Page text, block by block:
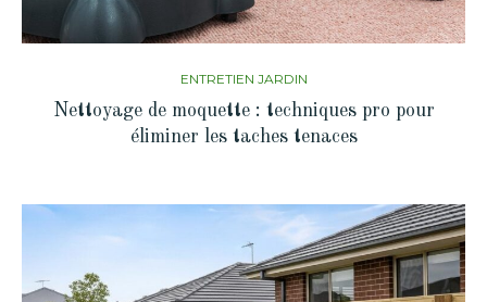
ENTRETIEN JARDIN
Nettoyage de moquette : techniques pro pour
éliminer les taches tenaces